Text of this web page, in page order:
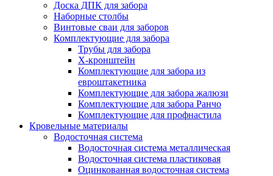
Доска ДПК для забора
Наборные столбы
Винтовые сваи для заборов
Комплектующие для забора
Трубы для забора
Х-кронштейн
Комплектующие для забора из
евроштакетника
Комплектующие для забора жалюзи
Комплектующие для забора Ранчо
Комплектующие для профнастила
Кровельные материалы
Водосточная система
Водосточная система металлическая
Водосточная система пластиковая
Оцинкованная водосточная система